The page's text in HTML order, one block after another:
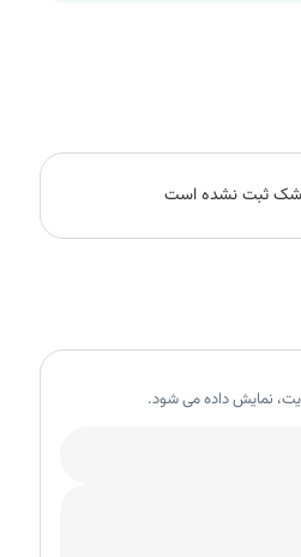
ثبت نشده است
نمایش داده می شود.